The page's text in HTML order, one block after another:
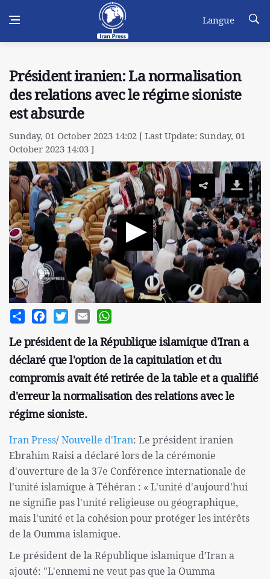
Langue
Président iranien: La normalisation
des relations avec le régime sioniste
est absurde
Sunday, 01 October 2023 14:02 [ Last Update: Sunday, 01
October 2023 14:03 ]
Share FacebookTwitterEmail
Le président de la République islamique d'Iran a
déclaré que l'option de la capitulation et du
compromis avait été retirée de la table et a qualifié
d'erreur la normalisation des relations avec le
régime sioniste.
Iran Press/Nouvelle d'Iran: Le président iranien
Ebrahim Raisi a déclaré lors de la cérémonie
d'ouverture de la 37e Conférence internationale de
l'unité islamique à Téhéran : « L'unité d'aujourd'hui
ne signifie pas l'unité religieuse ou géographique,
mais l'unité et la cohésion pour protéger les intérêts
de la Oumma islamique.
Le président de la République islamique d’Iran a
ajouté: "L'ennemi ne veut pas que la Oumma